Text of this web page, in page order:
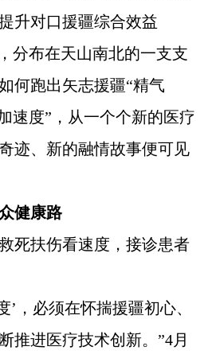
升对口援疆综合效益
分布在天山南北的一支支
何跑出矢志援疆“精气
速度”，从一个个新的医疗
迹、新的融情故事便可见
健康路
死扶伤看速度，接诊患者
’，必须在怀揣援疆初心、
推进医疗技术创新。”4月